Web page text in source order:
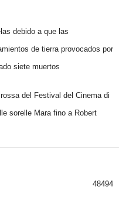
debido a que las
de tierra provocados por
siete muertos
del Festival del Cinema di
sorelle Mara fino a Robert
48494